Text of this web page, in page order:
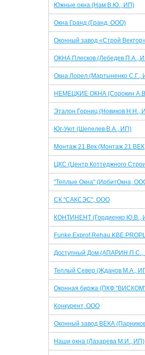
Южные окна (Нам В.Ю., ИП)
Окна Гранд (Гранд, ООО)
Оконный завод «Строй
ОКНА Плесков (Лебедев П.А.,
Окна Лорел (Мартыненко С.Г.,
НЕМЕЦКИЕ ОКНА (Сорокин
Эталон Горниц (Новиков Н.Н.,
Юг-Уют (Шепелев В.А., ИП)
Монтаж 21 Век (Монтаж 21
ЦКС (Центр Коттеджного
"Теплые Окна" (ИрбитОкна,
СК "САКСЭС", ООО
КОНТИНЕНТ (Гордиенко Ю.В.,
Доступный Дом (АПАРИН П.С.,
Теплый Север (Жданов М.А.,
Оконная биржа (ПКФ
Конкурент, ООО
Оконный завод ВЕКА
Наши окна (Лазарева М.И., ИП)